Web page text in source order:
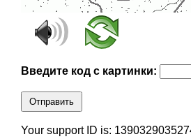
Введите код с картинки:
Отправить
Your support ID is: